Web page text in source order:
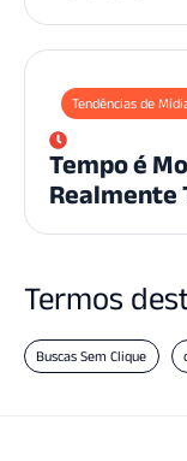
Tendências de
Tempo é
Realmente
Termos
Buscas Sem Clique